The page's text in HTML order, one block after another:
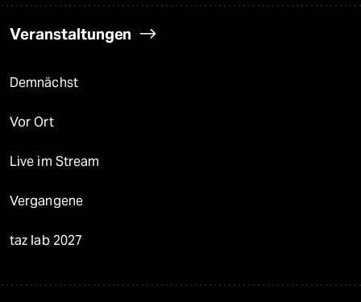
Veranstaltungen
Demnächst
Vor Ort
Live im Stream
Vergangene
taz lab 2027